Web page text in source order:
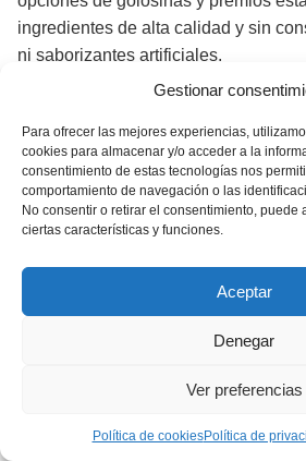
Gestionar
Para ofrecer las mejores experiencias,
cookies para almacenar y/o acceder a la
consentimiento de estas tecnologías nos
comportamiento de navegación o las
No consentir o retirar el consentimiento, puede
ciertas características y funciones.
Aceptar
Denegar
Ver preferencias
Política de cookiesPolítica de
ingredientes de alta calidad y sin
ni saborizantes artificiales.
mimo, las golosinas y premios para
Kitchen son la elección perfecta
saludable a tu peludo amigo.
¡Pruébalos! Y verás que ¡tu can hará
Ver mejores ofertas
Amazon
Descubre